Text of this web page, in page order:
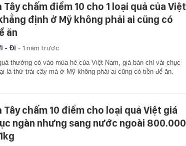
Tây chấm điểm 10 cho 1 loại quả của Việt
định ở Mỹ không phải ai cũng có
ăn
- Đi - 1 năm trước
thường có vào mùa hè của Việt Nam, giá bán chỉ vài chục
là thứ trái cây mà ở Mỹ không phải ai cũng có tiền để ăn.
Tây chấm 10 điểm cho loại quả Việt giá
ngàn nhưng sang nước ngoài 800.000